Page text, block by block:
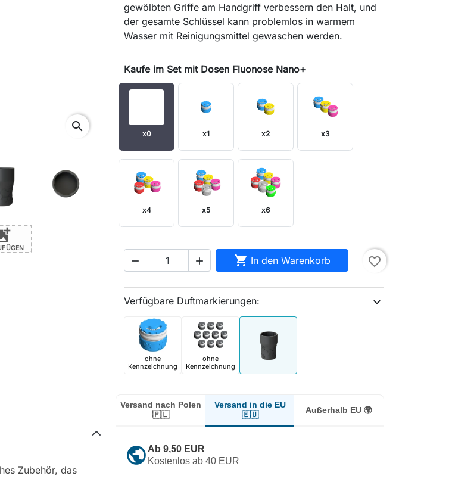
search
gewölbten Griffe am Handgriff verbessern den Halt, und
der gesamte Schlüssel kann problemlos in warmem
Wasser mit Reinigungsmittel gewaschen werden.
Kaufe im Set mit Dosen Fluonose Nano+
x0 x1 x2 x3
x4 x5 x6
   In den Warenkorb favorite_border
Verfügbare Duftmarkierungen: expand_more
ohne
Kennzeichnung
ohne
Kennzeichnung
Versand nach Polen
🇵🇱
Versand in die EU
🇪🇺
Außerhalb EU 🌍
public Ab 9,50 EUR
Kostenlos ab 40 EUR
Zubehör, das